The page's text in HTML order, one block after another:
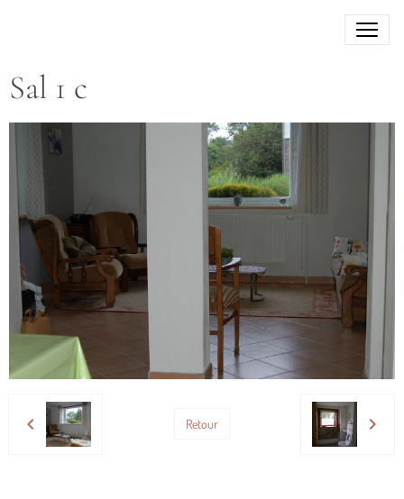
Sal 1 c
Retour